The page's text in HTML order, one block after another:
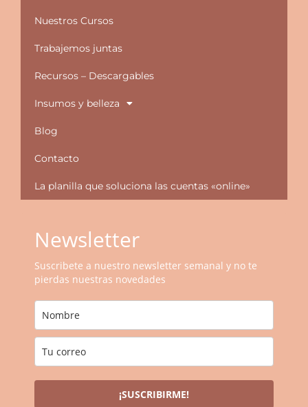
Nuestros Cursos
Trabajemos juntas
Recursos – Descargables
Insumos y belleza
Blog
Contacto
La planilla que soluciona las cuentas «online»
Newsletter
Suscribete a nuestro newsletter semanal y no te
pierdas nuestras novedades
¡SUSCRIBIRME!